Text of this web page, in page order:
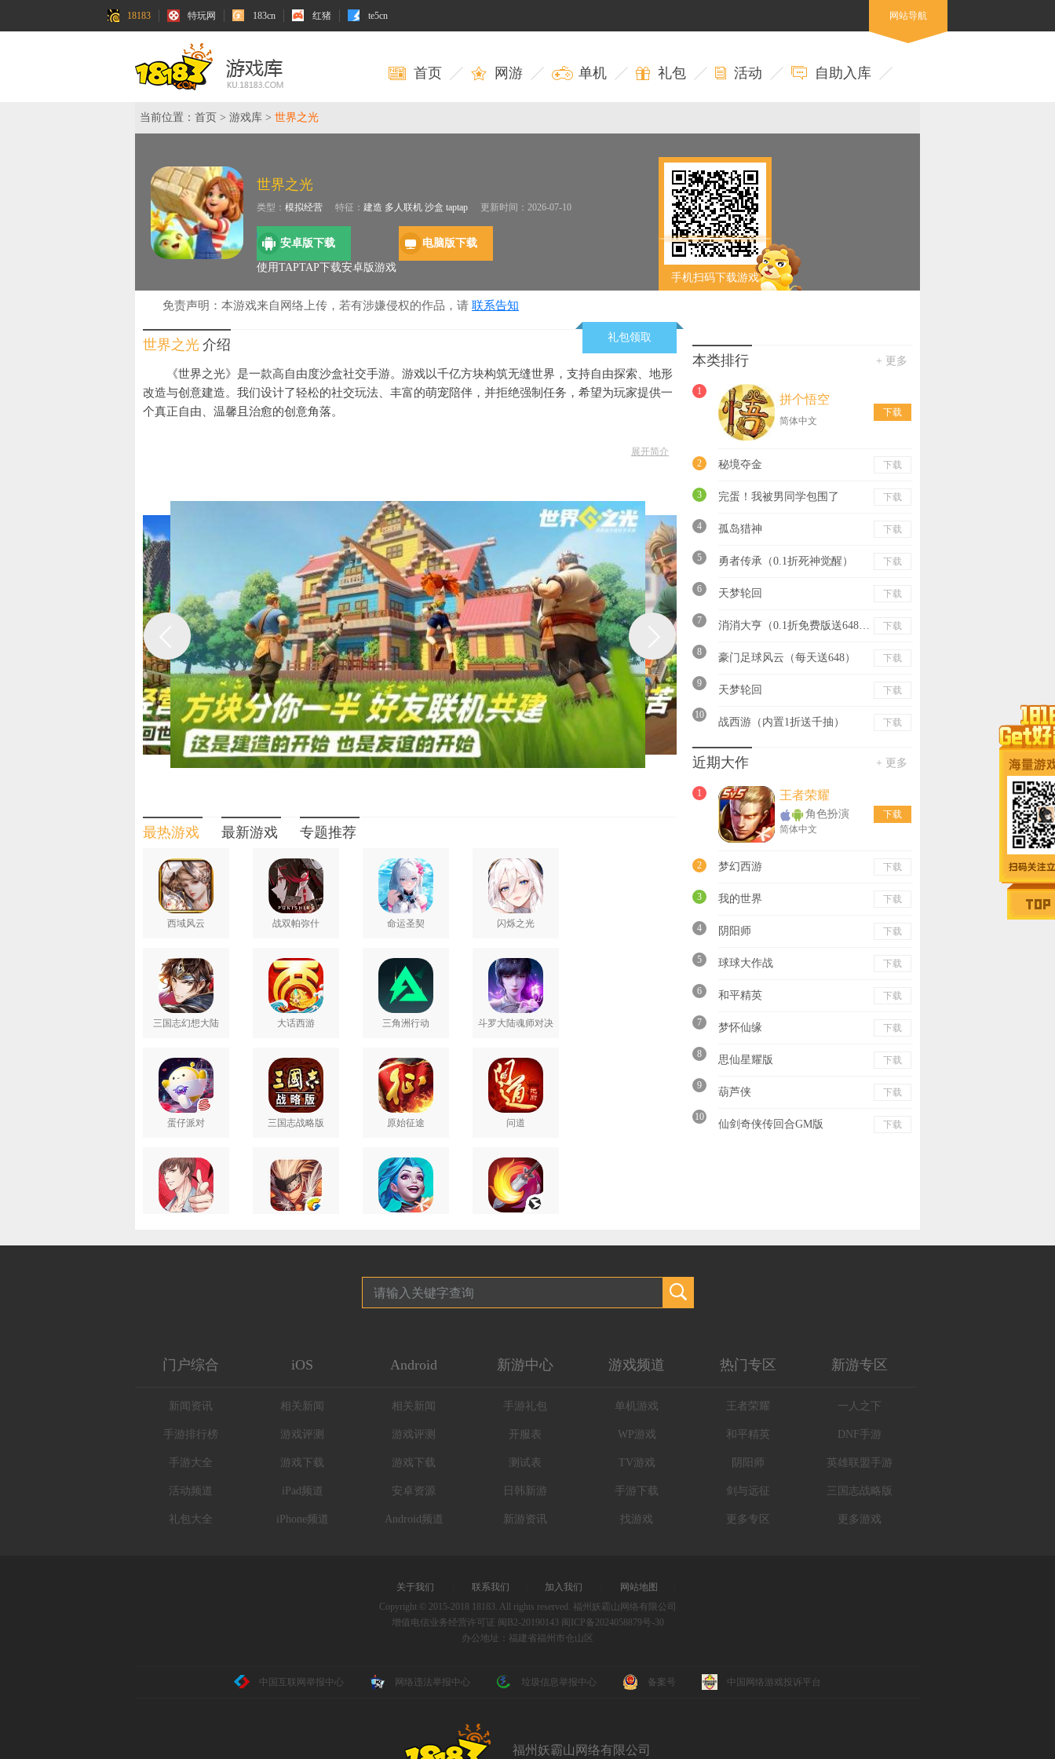
18183 特玩网 183cn 红猪 te5cn 网站导航
首页 网游 单机 礼包 活动 自助入库
当前位置： 首页 > 游戏库 > 世界之光
世界之光
类型： 模拟经营 特征： 建造 多人联机 沙盒 taptap 更新时间：2026-07-10
安卓版下载
使用TAPTAP下载安卓版游戏
电脑版下载
手机扫码下载游戏
免责声明：本游戏来自网络上传，若有涉嫌侵权的作品，请 联系告知
礼包领取
世界之光 介绍
《世界之光》是一款高自由度沙盒社交手游。游戏以千亿方块构筑无缝世界，支持自由探索、地形
改造与创意建造。我们设计了轻松的社交玩法、丰富的萌宠陪伴，并拒绝强制任务，希望为玩家提供一
个真正自由、温馨且治愈的创意角落。
无限创造：方块世界的自由筑梦空间
游戏采用全 3D 像素美学风格，以千亿方块构筑无缝衔接的开放世界，支持从地基到内饰的全流程自定
义设计。玩家无需受限于固定蓝图，可自由搭建木屋、城堡、未来都市等任意建筑形态，让创意落地零
负担。更有昼夜交替的动态环境系统，让每一座亲手打造的家园都能随时间沉淀独特质感。
萌宠同行：不止陪伴的协作伙伴
打破 “宠物仅为装饰” 的传统设定，《世界之光》推出百种可驯养的奇幻生物，涵盖温顺家畜到神秘异
兽等多元品类。玩家可通过喂食、训练、互动建立深度羁绊，解锁萌宠专属技能 —— 无论是搬运方
块、平整地基的建造助力，还是探险途中的战斗辅助、资源采集，萌宠都能成为不可或缺的 “最佳队
友”，让孤身建造变为温情陪伴。
田园牧歌：从耕耘到收获的经营闭环
游戏打造 “种植养殖 + 工坊加工” 的完整经营体系，玩家可开垦沃土种植普通蔬果与稀有作物，饲养家
聚焦玩家社交需求，打造 “协作建造 + 派对娱乐” 双重社交模式，让方块世界不再孤单。好友可实时联
机共同建造房屋，通过分工协作搭建外墙、布置内饰、规划庭院，在同步操作中见证从空地到家园的蜕
变，让建造成就感加倍。更有多元化派对娱乐模式，支持多人派对模式，在轻松氛围中深化好友羁绊，
让家园成为线上聚会的欢乐据点。
融合沙盒自由建造、萌宠温情协作、田园沉浸经营与多维社交生态的创新手游《世界之光》，邀您 “随
心自由建造，一起创造世界” ！
展开简介
最热游戏 最新游戏 专题推荐
西域风云 战双帕弥什 命运圣契 闪烁之光
三国志幻想大陆 大话西游 三角洲行动 斗罗大陆魂师对决
蛋仔派对 三国志战略版 原始征途 问道
+ 更多
本类排行
1
拼个悟空
简体中文
下载
2 秘境夺金 下载
3 完蛋！我被男同学包围了 下载
4 孤岛猎神 下载
5 勇者传承（0.1折死神觉醒） 下载
6 天梦轮回 下载
7 消消大亨（0.1折免费版送6480） 下载
8 豪门足球风云（每天送648） 下载
9
天梦轮回 下载
10
战西游（内置1折送千抽） 下载
+ 更多
近期大作
1 王者荣耀
角色扮演
简体中文
下载
2 梦幻西游 下载
3 我的世界 下载
4 阴阳师 下载
5 球球大作战 下载
6 和平精英 下载
7 梦怀仙缘 下载
8 思仙星耀版 下载
9
葫芦侠 下载
10
仙剑奇侠传回合GM版 下载
门户综合
新闻资讯
手游排行榜
手游大全
活动频道
礼包大全
iOS
相关新闻
游戏评测
游戏下载
iPad频道
iPhone频道
Android
相关新闻
游戏评测
游戏下载
安卓资源
Android频道
新游中心
手游礼包
开服表
测试表
日韩新游
新游资讯
游戏频道
单机游戏
WP游戏
TV游戏
手游下载
找游戏
热门专区
王者荣耀
和平精英
阴阳师
剑与远征
更多专区
新游专区
一人之下
DNF手游
英雄联盟手游
三国志战略版
更多游戏
关于我们 联系我们 加入我们 网站地图
Copyright © 2015-2018 18183. All rights reserved. 福州妖霸山网络有限公司
增值电信业务经营许可证 闽B2-20190143 闽ICP备2024058879号-30
办公地址：福建省福州市仓山区
中国互联网举报中心 网络违法举报中心 垃圾信息举报中心 备案号 中国网络游戏投诉平台
福州妖霸山网络有限公司